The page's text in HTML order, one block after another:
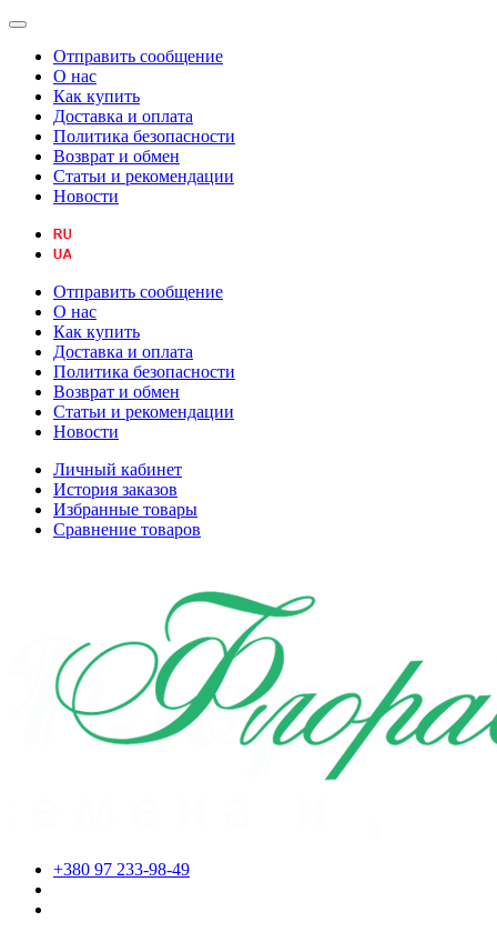
Отправить сообщение
О нас
Как купить
Доставка и оплата
Политика безопасности
Возврат и обмен
Статьи и рекомендации
Новости
Отправить сообщение
О нас
Как купить
Доставка и оплата
Политика безопасности
Возврат и обмен
Статьи и рекомендации
Новости
Личный кабинет
История заказов
Избранные товары
Сравнение товаров
+380 97 233-98-49